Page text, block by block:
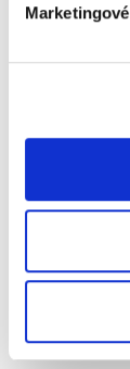
Marketingové